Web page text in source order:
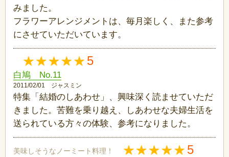
みました。
フラワーアレンジメントは、毎月楽しく、また参考
にさせていただいています。
5
白鳩 No.11
2011/02/01 ジャスミン
特集「結婚のしあわせ」、興味深く読ませていただ
きました。苦難を乗り越え、しあわせな夫婦生活を
送られている方々の体験、参考になりました。
美味しそうなノーミート料理！ 5